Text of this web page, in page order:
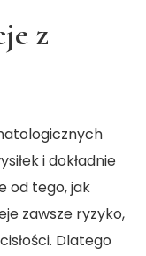
z
i dokładnie
od tego, jak
zawsze ryzyko,
Dlatego